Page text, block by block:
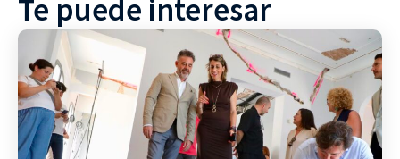
Te puede interesar